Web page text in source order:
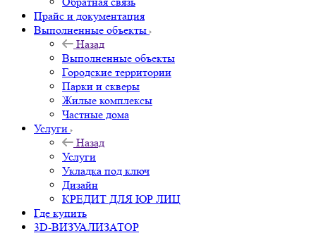
Прайс и документация
Выполненные объекты
Назад
Выполненные объекты
Городские территории
Парки и скверы
Жилые комплексы
Частные дома
Услуги
Назад
Услуги
Укладка под ключ
Дизайн
КРЕДИТ ДЛЯ ЮР ЛИЦ
Где купить
3D-ВИЗУАЛИЗАТОР